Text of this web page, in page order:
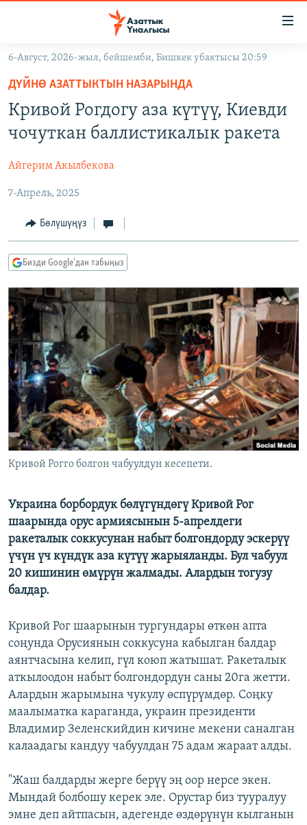
Навигацияга
өтүңүз
Издөөгө
салыңыз
ЖАҢЫЛЫКТАР
КЫРГЫЗСТАН
ЭКОНОМИКА
МАДАНИЯТ
ДҮЙНӨ
БОРБОР АЗИЯ
УКРАИНА
АТАЙЫН ИЛИКТӨӨ
ТВ ПРОГРАММАЛАР
БҮГҮН АЗАТТЫКТА
БИЗ ЖАНА ДҮЙНӨ
ДАНИСТЕ
ЭЖЕ-СИҢДИЛЕР
АЗАТТЫК+
ЫҢГАЙСЫЗ СУРООЛОР
ПОДКАСТ
ӨЗГӨЧӨ ПИКИР
ОНЛАЙН ШЕРИНЕ
ЭЕ/АРнун бардык сайттары
6-Август, 2026-жыл, бейшемби, Бишкек убактысы 20:59
ДҮЙНӨ АЗАТТЫКТЫН НАЗАРЫНДА
Кривой Рогдогу аза күтүү, Киевди
чочуткан баллистикалык ракета
Айгерим Акылбекова
7-Апрель, 2025
Бөлүшүңүз
Бизди Google'дан табыңыз
Кривой Рогго болгон чабуулдун кесепети.
Украина борбордук бөлүгүндөгү Кривой Рог
шаарында орус армиясынын 5-апрелдеги
ракеталык соккусунан набыт болгондорду эскерүү
үчүн үч күндүк аза күтүү жарыяланды. Бул чабуул
20 кишинин өмүрүн жалмады. Алардын тогузу
балдар.
Кривой Рог шаарынын тургундары өткөн апта
соңунда Орусиянын соккусуна кабылган балдар
аянтчасына келип, гүл коюп жатышат. Ракеталык
аткылоодон набыт болгондордун саны 20га жетти.
Алардын жарымына чукулу өспүрүмдөр. Соңку
маалыматка караганда, украин президенти
Владимир Зеленскийдин кичине мекени саналган
калаадагы кандуу чабуулдан 75 адам жараат алды.
"Жаш балдарды жерге берүү эң оор нерсе экен.
Мындай болбошу керек эле. Орустар биз тууралуу
эмне деп айтпасын, адегенде өздөрүнүн кылганын